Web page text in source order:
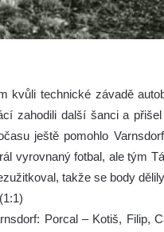
kvůli technické závadě
zahodili další šanci a
ještě pomohlo
vyrovnaný fotbal, ale tým
takže se body
Porcal – Kotiš, Filip,